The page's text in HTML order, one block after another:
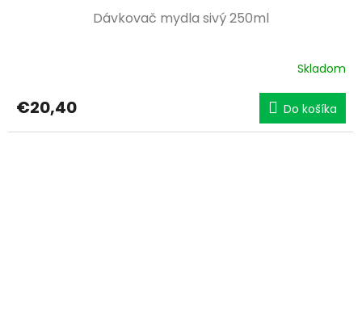
Dávkovač mydla sivý 250ml
Skladom
€20,40 Do košíka